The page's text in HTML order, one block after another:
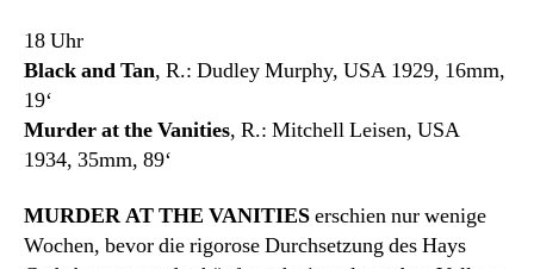
18 Uhr
Black and Tan, R.: Dudley Murphy, USA 1929, 16mm,
19‘
Murder at the Vanities, R.: Mitchell Leisen, USA
1934, 35mm, 89‘
MURDER AT THE VANITIESerschien nur wenige
Wochen, bevor die rigorose Durchsetzung des Hays